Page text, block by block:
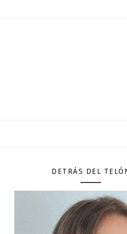
DETRÁS DEL